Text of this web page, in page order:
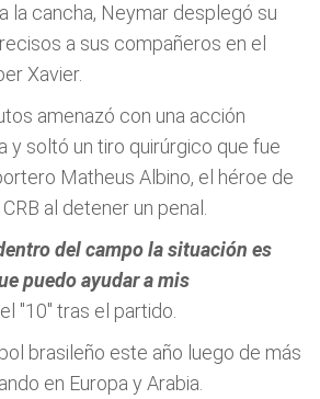
la cancha, Neymar desplegó su
a sus compañeros en el
Xavier.
amenazó con una acción
y soltó un tiro quirúrgico que fue
Matheus Albino, el héroe de
al detener un penal.
del campo la situación es
puedo ayudar a mis
"10" tras el partido.
brasileño este año luego de más
en Europa y Arabia.